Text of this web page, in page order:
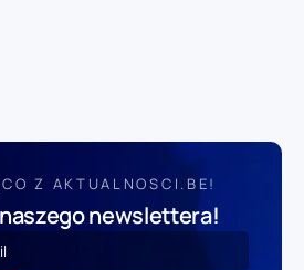
Z AKTUALNOSCI.BE!
newslettera!